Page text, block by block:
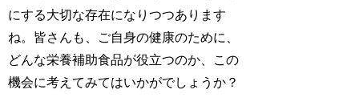
にする大切な存在になりつつあります
ね。皆さんも、ご自身の健康のために、
どんな栄養補助食品が役立つのか、この
機会に考えてみてはいかがでしょうか？